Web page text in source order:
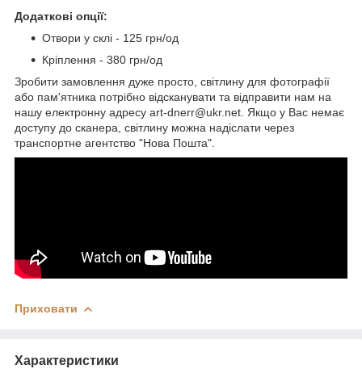
Додаткові опції:
Отвори у склі - 125 грн/од
Кріплення - 380 грн/од
Зробити замовлення дуже просто, світлину для фотографії
або пам'ятника потрібно відсканувати та відправити нам на
нашу електронну адресу art-dnerr@ukr.net. Якщо у Вас немає
доступу до сканера, світлину можна надіслати через
транспортне агентство "Нова Пошта".
Приховати
Характеристики